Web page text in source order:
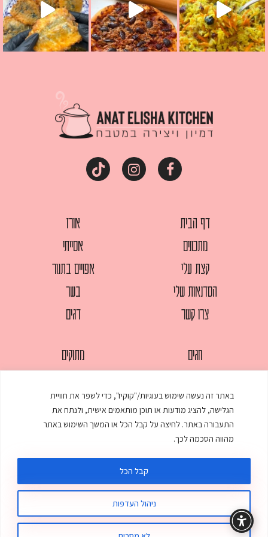
באתר זה נעשה שימוש בעוגיות/"קוקיז", כדי לשפר את חוויית
הגלישה, להציג מודעות או תוכן מותאמים אישית, ולנתח את
התעבורה באתר. לחיצה על קבל הכל או המשך השימוש באתר
מהווה הסכמה לכך.
ניהול העדפות
קבל הכל
דף הבית
מתכונים
קצת עלי
הסדנאות שלי
צרו קשר
אורז
אסייתי
אפויים בתנור
בשר
דגים
חגים
מאפים
ממולאים
מרקים
מתוקים
עוגות
עוף
© כל הזכויות שמורות לענת אלישע | עיצוב ובניית אתר
תקנון האתר מדיניות פרטיות